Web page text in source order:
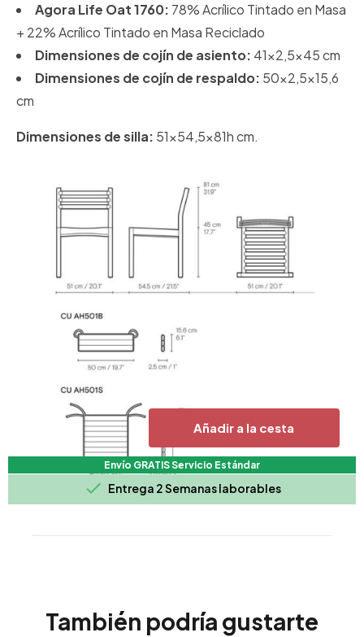
Añadir a la cesta
Envío GRATIS Servicio Estándar
 Entrega 2 Semanas laborables
Agora Life Oat 1760: 78% Acrílico Tintado en Masa
+ 22% Acrílico Tintado en Masa Reciclado
Dimensiones de cojín de asiento: 41x2,5x45 cm
Dimensiones de cojín de respaldo: 50x2,5x15,6
cm
Dimensiones de silla: 51x54,5x81h cm.
También podría gustarte